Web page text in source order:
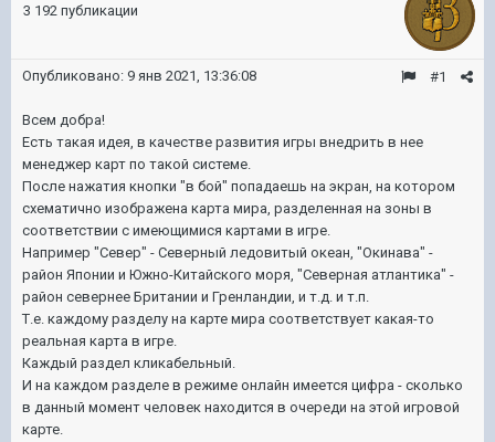
3 192 публикации
#1
Опубликовано: 9 янв 2021, 13:36:08
Всем добра!
Есть такая идея, в качестве развития игры внедрить в нее
менеджер карт по такой системе.
После нажатия кнопки "в бой" попадаешь на экран, на котором
схематично изображена карта мира, разделенная на зоны в
соответствии с имеющимися картами в игре.
Например "Север" - Северный ледовитый океан, "Окинава" -
район Японии и Южно-Китайского моря, "Северная атлантика" -
район севернее Британии и Гренландии, и т.д. и т.п.
Т.е. каждому разделу на карте мира соответствует какая-то
реальная карта в игре.
Каждый раздел кликабельный.
И на каждом разделе в режиме онлайн имеется цифра - сколько
в данный момент человек находится в очереди на этой игровой
карте.